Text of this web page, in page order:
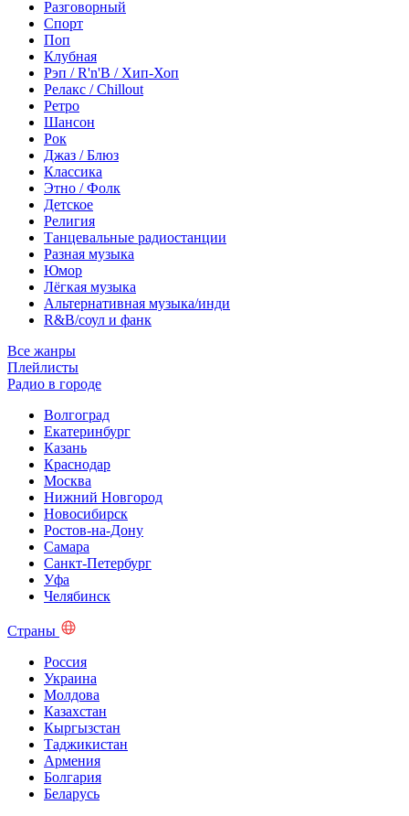
Разговорный
Спорт
Поп
Клубная
Рэп / R'n'B / Хип-Хоп
Релакс / Chillout
Ретро
Шансон
Рок
Джаз / Блюз
Классика
Этно / Фолк
Детское
Религия
Танцевальные радиостанции
Разная музыка
Юмор
Лёгкая музыка
Альтернативная музыка/инди
R&B/cоул и фанк
Все жанры
Плейлисты
Радио в городе
Волгоград
Екатеринбург
Казань
Краснодар
Москва
Нижний Новгород
Новосибирск
Ростов-на-Дону
Самара
Санкт-Петербург
Уфа
Челябинск
Страны
Россия
Украина
Молдова
Казахстан
Кыргызстан
Таджикистан
Армения
Болгария
Беларусь